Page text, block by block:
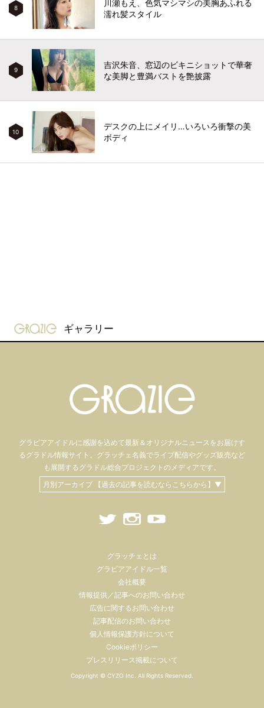
8
川瀬もえ、色気マシマシの美胸あふれる
濡れ髪スタイル
9
吉沢朱音、窓辺のビキニショットで華奢
な美脚と豊満バストを艶披露
10
デスクの上にメイリ…いろいろ衝撃の美
ボディ
gravure-grazie
ギャラリー
グラビアアイドルに感謝を込めて最新＆オリジナルニュースをお届けす
るグラドル情報サイト。 グラッチェ名義でライブ配信やグッズ販売など
も 展開するグラドル総合プロジェクトのメディアです。
月別アーカイブ 【過去の記事を読むならこちらから】▼
グラッチェとは
グラビアアイドル一覧
会社概要
情報提供／記事へのお問い合わせ
広告に関するお問い合わせ
記事配信のお問い合わせ
個人情報保護方針について
Cookieポリシー
プレスリリース掲載について
Copyright © CYZO Inc. All Rights Reserved.